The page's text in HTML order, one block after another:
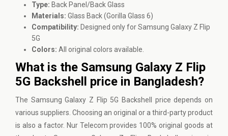
Type: Back Panel/Back Glass
Materials: Glass Back (Gorilla Glass 6)
Compatibility: Designed only for Samsung Galaxy Z Flip
5G
Colors: All original colors available.
What is the Samsung Galaxy Z Flip
5G Backshell price in Bangladesh?
The Samsung Galaxy Z Flip 5G Backshell price depends on
various suppliers. Choosing an original or a third-party product
is also a factor. Nur Telecom provides 100% original goods at